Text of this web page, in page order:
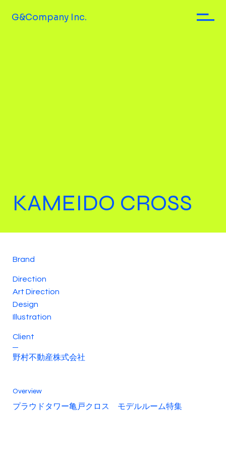
KAMEIDO CROSS
Brand
Direction
Art Direction
Design
Illustration
Client
野村不動産株式会社
Overview
プラウドタワー亀戸クロス モデルルーム特集
G&Company Inc.